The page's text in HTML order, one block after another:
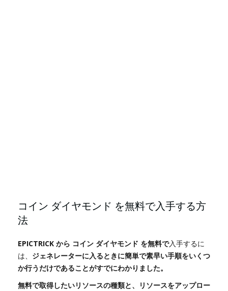
コイン ダイヤモンド を無料で入手する方
法
EPICTRICK から コイン ダイヤモンド を無料で入手するに
は、 ジェネレーターに入るときに簡単で素早い手順をいくつ
か行うだけであることがすでにわかりました。
無料で取得したいリソースの種類と、リソースをアップロー